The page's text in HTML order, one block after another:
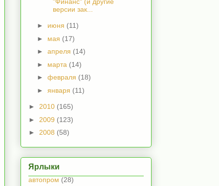
версии зак...
► июня (11)
► мая (17)
► апреля (14)
► марта (14)
► февраля (18)
► января (11)
► 2010 (165)
► 2009 (123)
► 2008 (58)
Ярлыки
автопром (28)